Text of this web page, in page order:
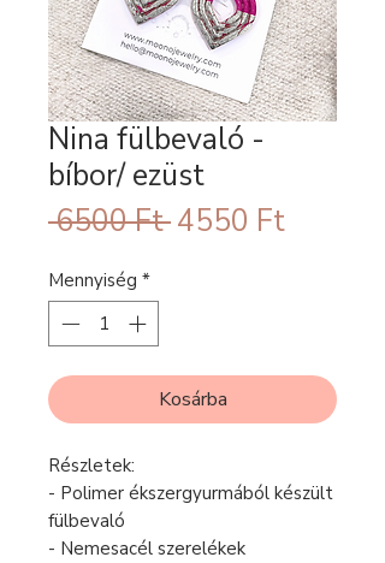
Nina fülbevaló -
bíbor/ ezüst
6500 Ft Szokásos
4550 FtAkciós
Mennyiség *
Kosárba
Részletek:
- Polimer ékszergyurmából készült
fülbevaló
- Nemesacél szerelékek